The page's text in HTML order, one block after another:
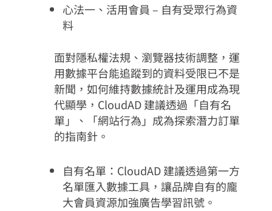
心法一、活用會員 – 自有受眾行為資
料
面對隱私權法規、瀏覽器技術調整，運
用數據平台能追蹤到的資料受限已不是
新聞，如何維持數據統計及運用成為現
代顯學，CloudAD 建議透過「自有名
單」、「網站行為」成為探索潛力訂單
的指南針。
自有名單：CloudAD 建議透過第一方
名單匯入數據工具，讓品牌自有的龐
大會員資源加強廣告學習訊號。